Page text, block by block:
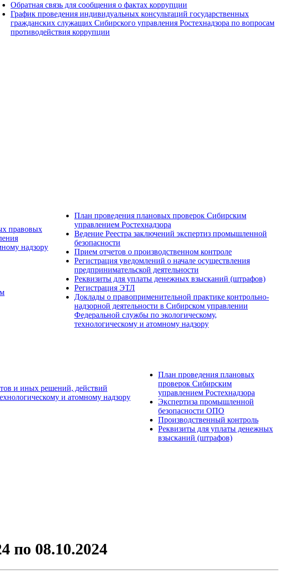
Обратная связь для сообщения о фактах коррупции
График проведения индивидуальных консультаций государственных
гражданских служащих Сибирского управления Ростехнадзора по вопросам
противодействия коррупции
правовых
надзору
План проведения плановых проверок Сибирским
управлением Ростехнадзора
Ведение Реестра заключений экспертиз промышленной
безопасности
Прием отчетов о производственном контроле
Регистрация уведомлений о начале осуществления
предпринимательской деятельности
Реквизиты для уплаты денежных взысканий (штрафов)
Регистрация ЭТЛ
Доклады о правоприменительной практике контрольно-
надзорной деятельности в Сибирском управлении
Федеральной службы по экологическому,
технологическому и атомному надзору
и иных решений, действий
и атомному надзору
План проведения плановых
проверок Сибирским
управлением Ростехнадзора
Экспертиза промышленной
безопасности ОПО
Производственный контроль
Реквизиты для уплаты денежных
взысканий (штрафов)
по 08.10.2024